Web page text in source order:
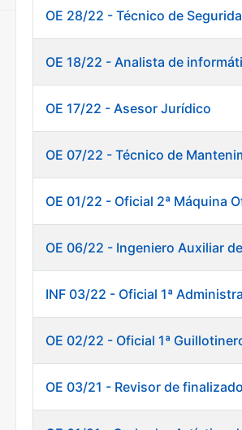
Mostrar/Ocultar
OE 28/22 - Técnico de
OE 18/22 - Analista de
OE 17/22 - Asesor Jurídico
OE 07/22 - Técnico de
OE 01/22 - Oficial 2ª Máquina
OE 06/22 - Ingeniero Auxiliar
INF 03/22 - Oficial 1ª
OE 02/22 - Oficial 1ª
OE 03/21 - Revisor de